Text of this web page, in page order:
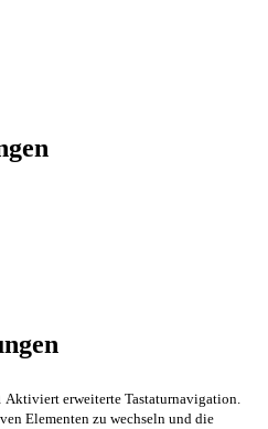
Aktiviert erweiterte Tastaturnavigation.
Elementen zu wechseln und die